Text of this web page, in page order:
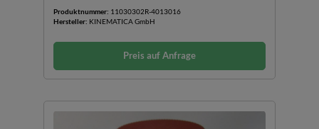
Produktnummer: 11030302R-4013016
Hersteller: KINEMATICA GmbH
Preis auf Anfrage